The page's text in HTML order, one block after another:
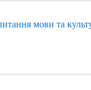
мови та